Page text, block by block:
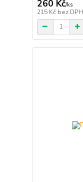
260 Kč/ks
215 Kč bez DPH